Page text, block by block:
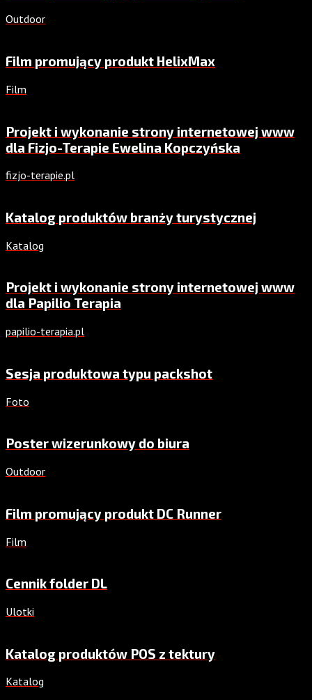
Outdoor
Film promujący produkt HelixMax
Film
Projekt i wykonanie strony internetowej www
dla Fizjo-Terapie Ewelina Kopczyńska
fizjo-terapie.pl
Katalog produktów branży turystycznej
Katalog
Projekt i wykonanie strony internetowej www
dla Papilio Terapia
papilio-terapia.pl
Sesja produktowa typu packshot
Foto
Poster wizerunkowy do biura
Outdoor
Film promujący produkt DC Runner
Film
Cennik folder DL
Ulotki
Katalog produktów POS z tektury
Katalog